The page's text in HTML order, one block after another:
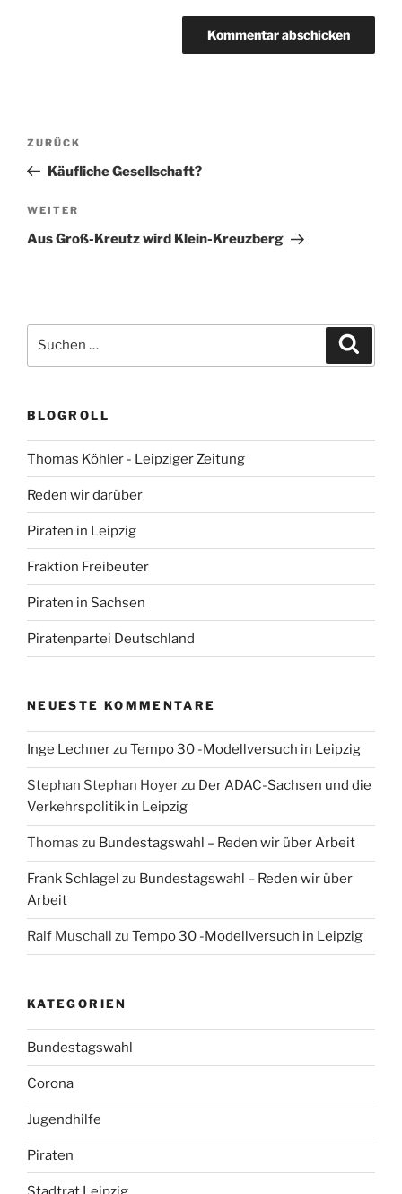
Beitragsnavigation
Vorheriger
Beitrag
ZURÜCK
Käufliche Gesellschaft?
Nächster
Beitrag
WEITER
Aus Groß-Kreutz wird Klein-Kreuzberg
nach:
BLOGROLL
Thomas Köhler - Leipziger Zeitung
Reden wir darüber
Piraten in Leipzig
Fraktion Freibeuter
Piraten in Sachsen
Piratenpartei Deutschland
NEUESTE KOMMENTARE
Inge Lechnerzu Tempo 30 -Modellversuch in Leipzig
Stephan Stephan Hoyerzu Der ADAC-Sachsen und die
Verkehrspolitik in Leipzig
Thomas zu Bundestagswahl – Reden wir über Arbeit
Frank Schlagel zu Bundestagswahl – Reden wir über
Arbeit
Ralf Muschall zu Tempo 30 -Modellversuch in Leipzig
KATEGORIEN
Bundestagswahl
Corona
Jugendhilfe
Piraten